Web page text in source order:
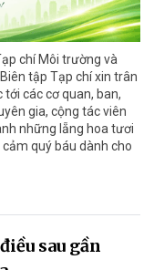
chí Môi trường và
tập Tạp chí xin trân
các cơ quan, ban,
gia, cộng tác viên
những lẵng hoa tươi
quý báu dành cho
sau gần